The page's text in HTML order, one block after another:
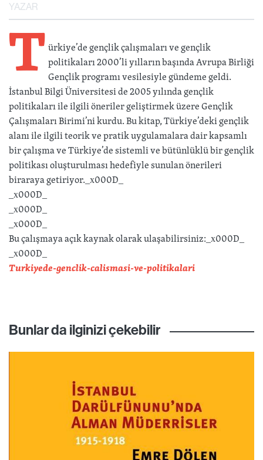
YAZAR
Türkiye’de gençlik çalışmaları ve gençlik
politikaları 2000’li yılların başında Avrupa Birliği
Gençlik programı vesilesiyle gündeme geldi.
İstanbul Bilgi Üniversitesi de 2005 yılında gençlik
politikaları ile ilgili öneriler geliştirmek üzere Gençlik
Çalışmaları Birimi’ni kurdu. Bu kitap, Türkiye’deki gençlik
alanı ile ilgili teorik ve pratik uygulamalara dair kapsamlı
bir çalışma ve Türkiye’de sistemli ve bütünlüklü bir gençlik
politikası oluşturulması hedefiyle sunulan önerileri
biraraya getiriyor._x000D_
_x000D_
_x000D_
_x000D_
Bu çalışmaya açık kaynak olarak ulaşabilirsiniz:_x000D_
_x000D_
Turkiyede-genclik-calismasi-ve-politikalari
Bunlar da ilginizi çekebilir